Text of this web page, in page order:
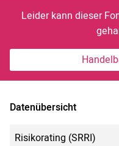
Leider kann dieser
Datenübersicht
Risikorating (SRRI)